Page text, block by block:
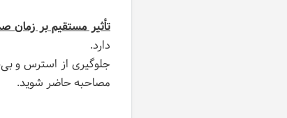
تأثیر مستقیم بر زمان
دارد.
جلوگیری از استرس و
مصاحبه حاضر شوید.